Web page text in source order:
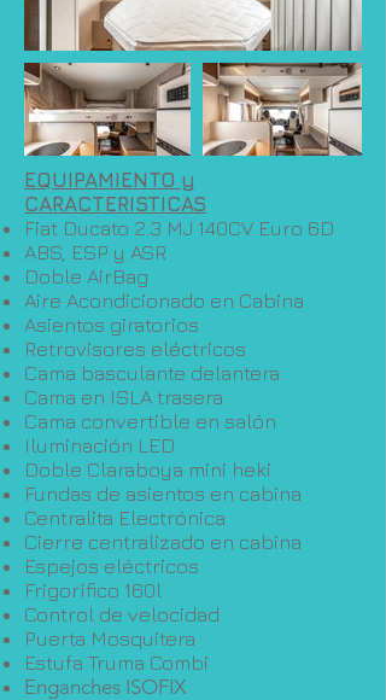
EQUIPAMIENTO y
CARACTERISTICAS
Fiat Ducato 2.3 MJ 140CV Euro 6D
ABS, ESP y ASR
Doble AirBag
Aire Acondicionado en Cabina
Asientos giratorios
Retrovisores eléctricos
Cama basculante delantera
Cama en ISLA trasera
Cama convertible en salón
Iluminación LED
Doble Claraboya mini heki
Fundas de asientos en cabina
Centralita Electrónica
Cierre centralizado en cabina
Espejos eléctricos
Frigorífico 160l
Control de velocidad
Puerta Mosquitera
Estufa Truma Combi
Enganches ISOFIX